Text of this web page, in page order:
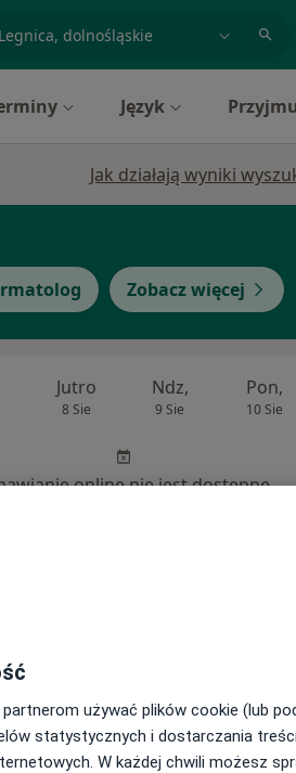
miasto lub dzielnica
Język
Jak działają wyniki
Zobacz więcej
Jutro
8 Sie
Ndz,
9 Sie
Pon,
10 Sie
online nie jest dostępne
Jutro
8 Sie
Ndz,
9 Sie
Pon,
10 Sie
używać plików cookie (lub
statystycznych i dostarczania
W każdej chwili możesz